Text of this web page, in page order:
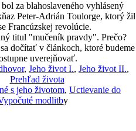
za blahoslaveného vyhlásený
Peter-Adrián Toulorge, ktorý žil
Francúzskej revolúcie.
titul "mučeník pravdy". Prečo?
dočítať v článkoch, ktoré budeme
uverejňovať.
, Jeho život I., Jeho život II.,
Prehľad života
s jeho životom, Uctievanie do
modlitby